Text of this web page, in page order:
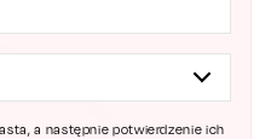
a następnie potwierdzenie ich